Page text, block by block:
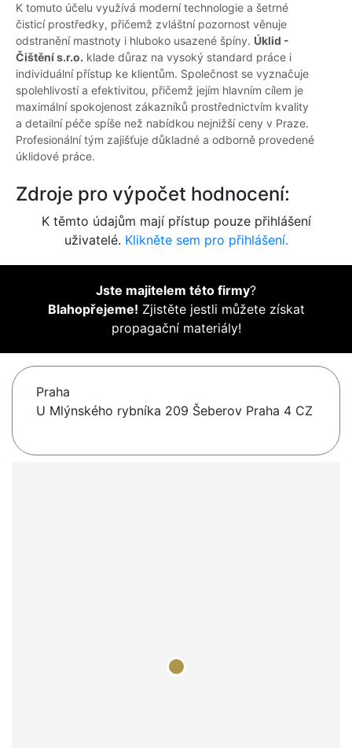
K tomuto účelu využívá moderní technologie a šetrné
čisticí prostředky, přičemž zvláštní pozornost věnuje
odstranění mastnoty i hluboko usazené špíny. Úklid -
Čištění s.r.o. klade důraz na vysoký standard práce i
individuální přístup ke klientům. Společnost se vyznačuje
spolehlivostí a efektivitou, přičemž jejím hlavním cílem je
maximální spokojenost zákazníků prostřednictvím kvality
a detailní péče spíše než nabídkou nejnižší ceny v Praze.
Profesionální tým zajišťuje důkladné a odborně provedené
úklidové práce.
Zdroje pro výpočet hodnocení:
K těmto údajům mají přístup pouze přihlášení
uživatelé. Klikněte sem pro přihlášení.
Jste majitelem této firmy?
Blahopřejeme! Zjistěte jestli můžete získat
propagační materiály!
Praha
U Mlýnského rybníka 209 Šeberov Praha 4 CZ